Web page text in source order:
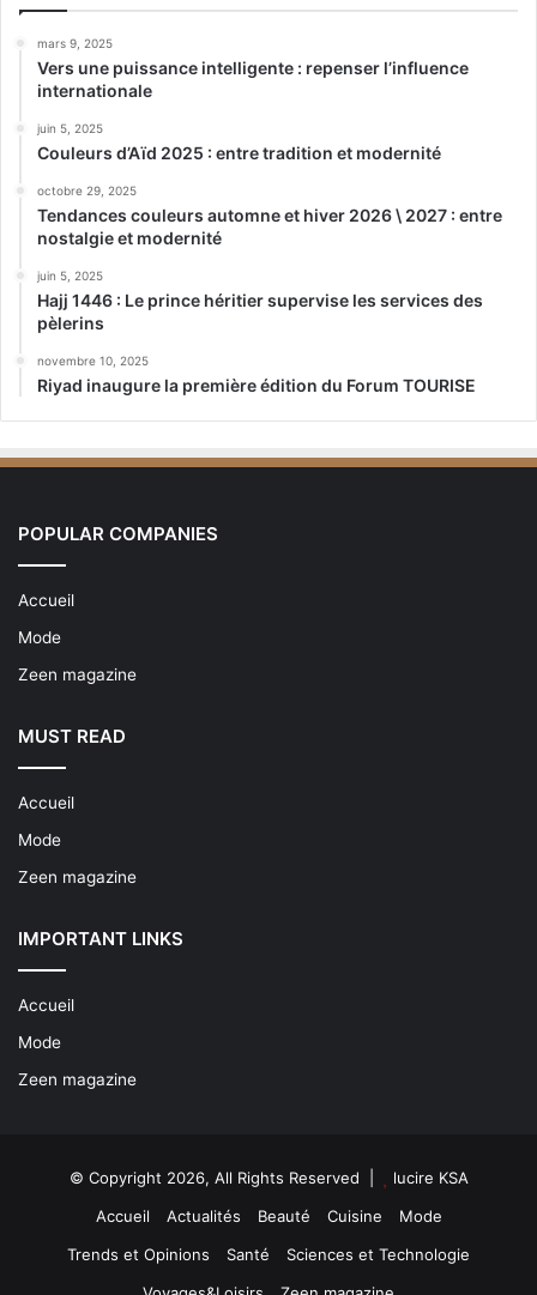
mars 9, 2025
Vers une puissance intelligente : repenser l’influence
internationale
juin 5, 2025
Couleurs d’Aïd 2025 : entre tradition et modernité
octobre 29, 2025
Tendances couleurs automne et hiver 2026 \ 2027 : entre
nostalgie et modernité
juin 5, 2025
Hajj 1446 : Le prince héritier supervise les services des
pèlerins
novembre 10, 2025
Riyad inaugure la première édition du Forum TOURISE
POPULAR COMPANIES
Accueil
Mode
Zeen magazine
MUST READ
Accueil
Mode
Zeen magazine
IMPORTANT LINKS
Accueil
Mode
Zeen magazine
© Copyright 2026, All Rights Reserved |
lucire KSA
Accueil
Actualités Beauté Cuisine
Mode
Trends et Opinions
Santé
Sciences et Technologie